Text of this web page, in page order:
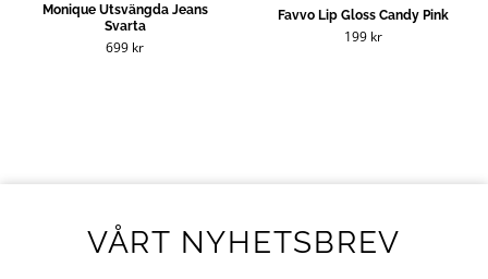
Monique Utsvängda Jeans
Svarta
699 kr
Favvo Lip Gloss Candy Pink
199 kr
VÅRT NYHETSBREV